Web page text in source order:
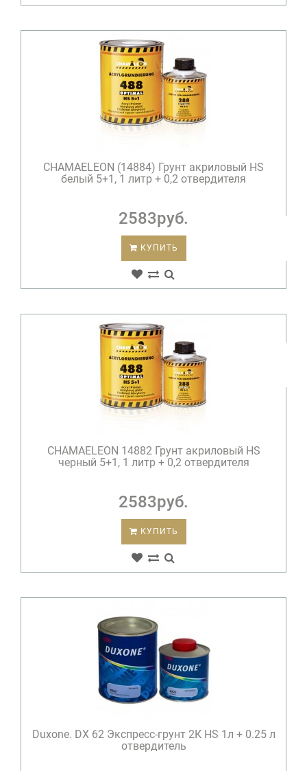
CHAMAELEON (14884) Грунт акриловый HS
белый 5+1, 1 литр + 0,2 отвердителя
2583руб.
КУПИТЬ
CHAMAELEON 14882 Грунт акриловый HS
черный 5+1, 1 литр + 0,2 отвердителя
2583руб.
КУПИТЬ
Duxone. DX 62 Экспресс-грунт 2К HS 1л + 0.25 л
отвердитель